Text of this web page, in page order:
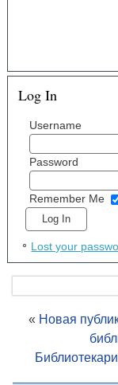
Log In
Username
Password
Remember Me
Lost your
« Новая